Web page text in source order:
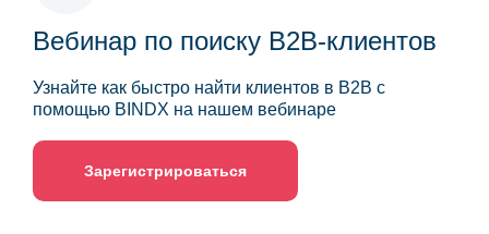
Вебинар по поиску B2B-клиентов
Узнайте как быстро найти клиентов в B2B с
помощью BINDX на нашем вебинаре
Зарегистрироваться